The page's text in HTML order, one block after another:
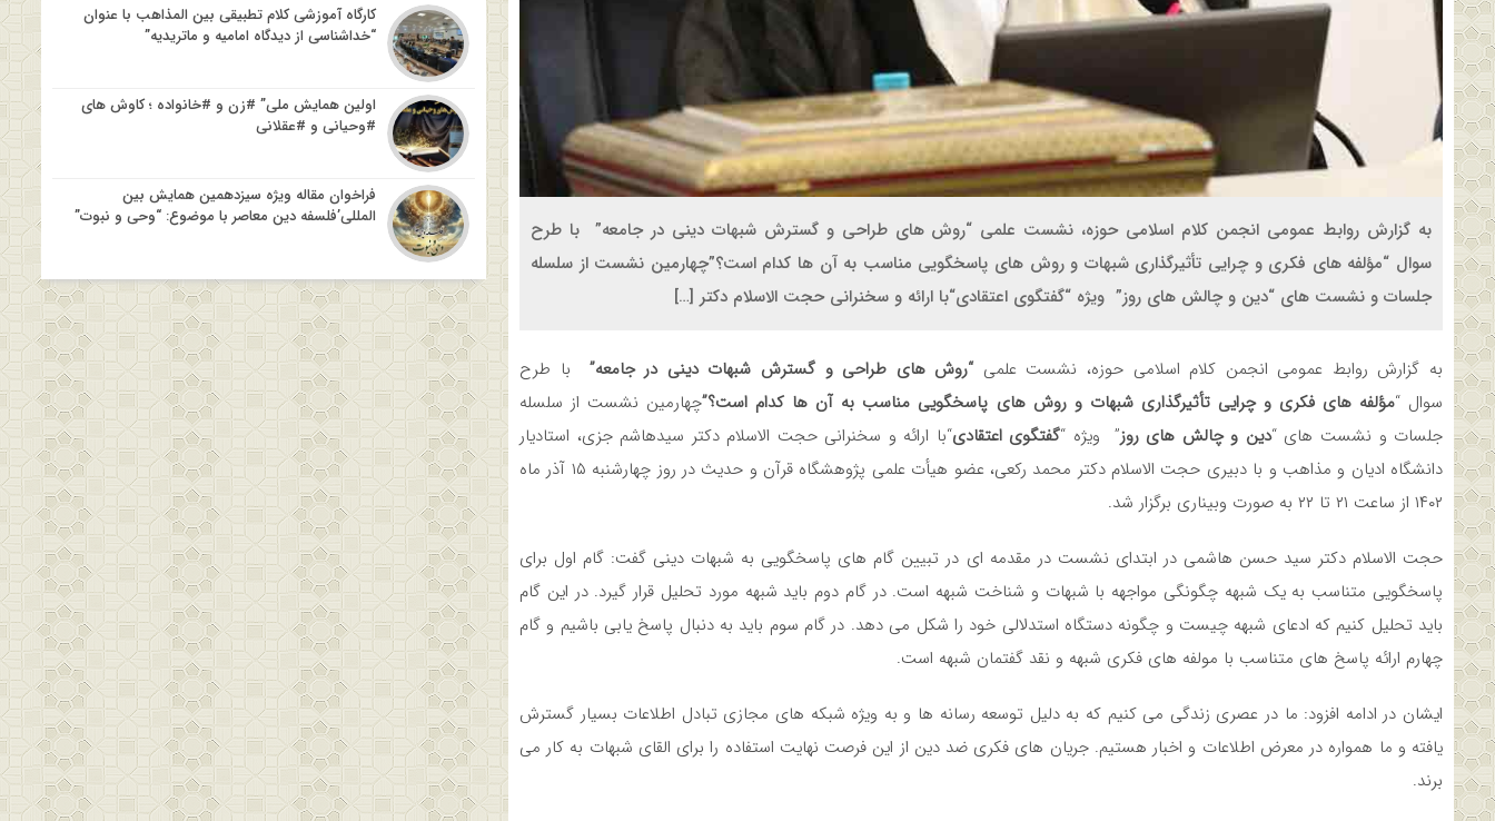
به گزارش روابط عمومی انجمن کلام اسلامی حوزه، نشست علمی “روش های طراحی و گسترش شبهات دینی در جامعه” با طرح
سوال “مؤلفه های فکری و چرایی تأثیرگذاری شبهات و روش های پاسخگویی مناسب به آن ها کدام است؟”چهارمین نشست از سلسله
جلسات و نشست های “دین و چالش های روز” ویژه “گفتگوی اعتقادی“با ارائه و سخنرانی حجت الاسلام دکتر […]
به گزارش روابط عمومی انجمن کلام اسلامی حوزه، نشست علمی “روش های طراحی و گسترش شبهات دینی در جامعه”
با طرح
سوال “مؤلفه های فکری و چرایی تأثیرگذاری شبهات و روش های پاسخگویی مناسب به آن ها کدام است؟”چهارمین نشست از سلسله
جلسات و نشست های “دین و چالش های روز” ویژه “گفتگوی اعتقادی“با ارائه و سخنرانی حجت الاسلام دکتر سیدهاشم جزی، استادیار
دانشگاه ادیان و مذاهب و با دبیری حجت الاسلام دکتر محمد رکعی، عضو هیأت علمی پژوهشگاه قرآن و حدیث در روز چهارشنبه ۱۵ آذر ماه
۱۴۰۲ از ساعت ۲۱ تا ۲۲ به صورت وبیناری برگزار شد.
حجت الاسلام دکتر سید حسن هاشمی در ابتدای نشست در مقدمه ای در تبیین گام­ های پاسخگویی به شبهات دینی گفت: گام اول برای
پاسخگویی متناسب به یک شبهه چگونگی مواجهه با شبهات و شناخت شبهه است. در گام دوم باید شبهه مورد تحلیل قرار گیرد. در این گام
باید تحلیل کنیم که ادعای شبهه چیست و چگونه دستگاه استدلالی خود را شکل می ­دهد. در گام سوم باید به دنبال پاسخ یابی باشیم و گام
چهارم ارائه پاسخ­ های متناسب با مولفه ­های فکری شبهه و نقد گفتمان شبهه است.
ایشان در ادامه افزود: ما در عصری زندگی می­ کنیم که به دلیل توسعه رسانه­ ها و به ویژه شبکه های مجازی تبادل اطلاعات بسیار گسترش
یافته و ما همواره در معرض اطلاعات و اخبار هستیم. جریان ­های فکری ضد دین از این فرصت نهایت استفاده را برای القای شبهات به کار می
­برند.
کارگاه آموزشی کلام تطبیقی بین المذاهب با عنوان
“خداشناسی از دیدگاه امامیه و ماتریدیه”
اولین همایش ملی” #زن و #خانواده ؛ کاوش های
#وحیانی و #عقلانی
فراخوان مقاله ویژه سیزدهمین همایش بین
المللی’فلسفه دین معاصر با موضوع: “وحی و نبوت”